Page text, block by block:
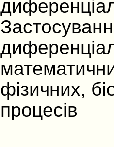
фізичних,
процесів